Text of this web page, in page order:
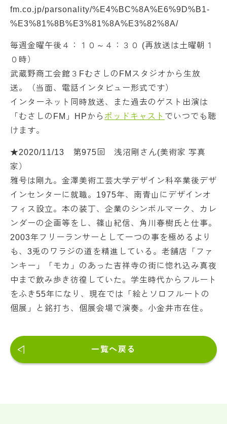
fm.co.jp/parsonality/%E4%BC%8A%E6%9D%B1-
%E3%81%8B%E3%81%8A%E3%82%8A/
毎週金曜午後４：１０～４：３０ (再放送は土曜朝１
０時）
武蔵野商工会館３FむさしのFMスタジオから生放
送。（当面、電話インタビュー形式です）
インターネット同時放送、また過去のゲスト出演は
「むさしのFM」HPから ポッドキャスト でいつでも聴
けます。
★2020/11/13 第975回 浅沼剛さん(美術家 写真
家）
雅号は剛九。金澤美術工芸大学デザイン科卒業後デザ
インセンターに就職。1975年、南青山にデザインオ
フィス設立。本の装丁、企業のシンボルマーク、カレ
ンダーの企画等をし、篠山紀信、角川春樹氏と仕事。
2003年フリーランサーとして一つの事を極めるより
も、3兎のワラジの道を精進している。老舗店「ファ
ンキー」「モカ」のあった吉祥寺の街に惚れ込み真夜
中まで飲み歩き彷徨していた。学生時代からフルート
をふき55年になり、現在では「絵とソロフルートの
個展」と銘打ち、個展会場で演奏。小金井市在住。
一覧へ戻る